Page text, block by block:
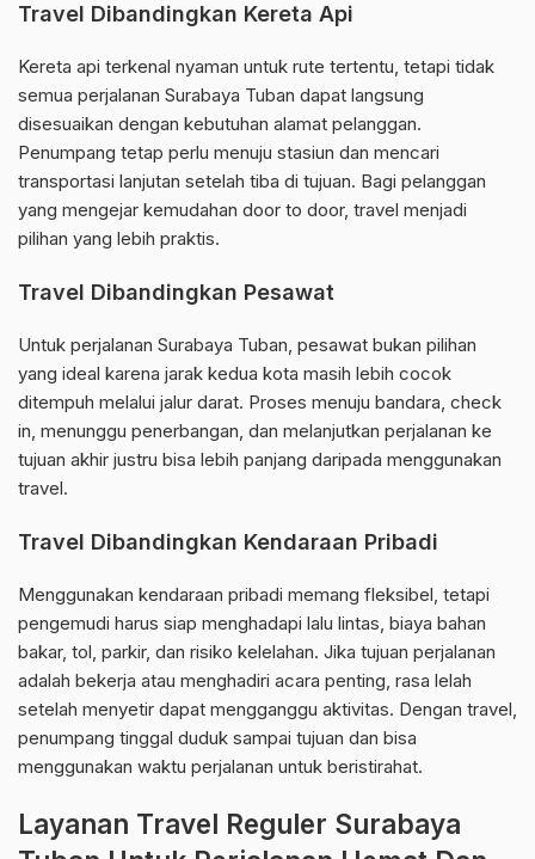
Travel Dibandingkan Kereta Api
Kereta api terkenal nyaman untuk rute tertentu, tetapi tidak
semua perjalanan Surabaya Tuban dapat langsung
disesuaikan dengan kebutuhan alamat pelanggan.
Penumpang tetap perlu menuju stasiun dan mencari
transportasi lanjutan setelah tiba di tujuan. Bagi pelanggan
yang mengejar kemudahan door to door, travel menjadi
pilihan yang lebih praktis.
Travel Dibandingkan Pesawat
Untuk perjalanan Surabaya Tuban, pesawat bukan pilihan
yang ideal karena jarak kedua kota masih lebih cocok
ditempuh melalui jalur darat. Proses menuju bandara, check
in, menunggu penerbangan, dan melanjutkan perjalanan ke
tujuan akhir justru bisa lebih panjang daripada menggunakan
travel.
Travel Dibandingkan Kendaraan Pribadi
Menggunakan kendaraan pribadi memang fleksibel, tetapi
pengemudi harus siap menghadapi lalu lintas, biaya bahan
bakar, tol, parkir, dan risiko kelelahan. Jika tujuan perjalanan
adalah bekerja atau menghadiri acara penting, rasa lelah
setelah menyetir dapat mengganggu aktivitas. Dengan travel,
penumpang tinggal duduk sampai tujuan dan bisa
menggunakan waktu perjalanan untuk beristirahat.
Layanan Travel Reguler Surabaya